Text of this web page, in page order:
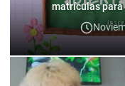
matrículas